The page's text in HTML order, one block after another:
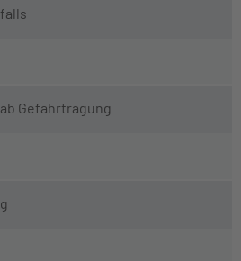
Gefahrtragung